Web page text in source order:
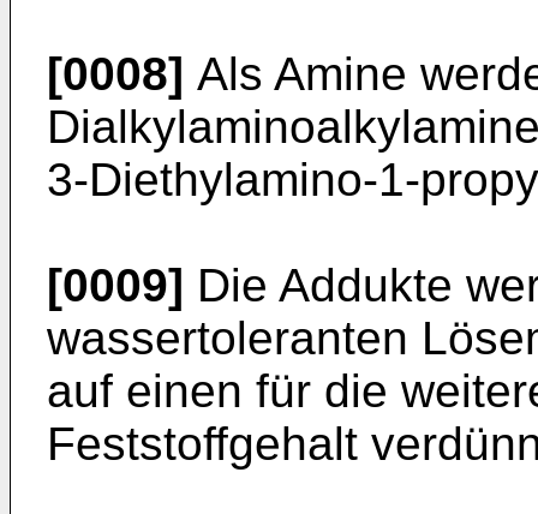
[0008] Als Amine
3-Diethylamino-1-
[0009] Die Addukte
wassertoleranten
auf einen für die
Feststoffgehalt